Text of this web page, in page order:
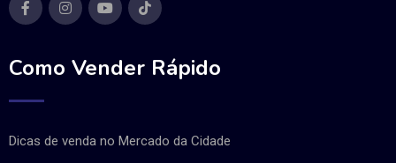
Como Vender Rápido
Dicas de venda no Mercado da Cidade